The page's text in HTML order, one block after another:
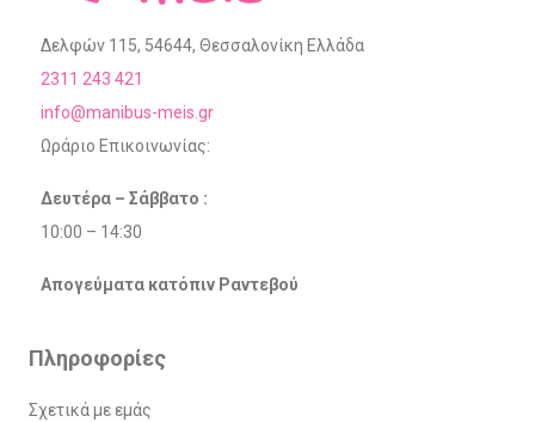
Δελφών 115, 54644, Θεσσαλονίκη Ελλάδα
2311 243 421
info@manibus-meis.gr
Ωράριο Επικοινωνίας:
Δευτέρα – Σάββατο :
10:00 – 14:30
Απογεύματα κατόπιν Ραντεβού
Πληροφορίες
Σχετικά με εμάς